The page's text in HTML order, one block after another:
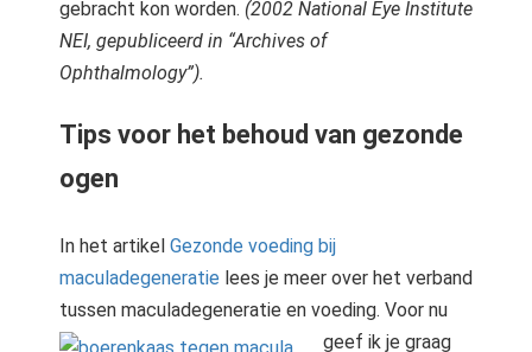
gebracht kon worden. (2002 National Eye Institute
NEI, gepubliceerd in “Archives of
Ophthalmology”).
Tips voor het behoud van gezonde
ogen
In het artikel Gezonde voeding bij
maculadegeneratie lees je meer over het verband
tussen maculadegeneratie en voeding. Voor nu
geef ik je graag